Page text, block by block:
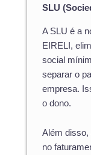
SLU
A SLU é a
EIRELI,
social
separar o
empresa.
o dono.
Além disso,
no